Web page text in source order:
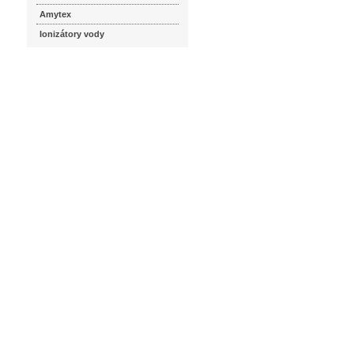
Amytex
Ionizátory vody